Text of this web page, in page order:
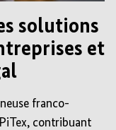
solutions
et
franco-
contribuant